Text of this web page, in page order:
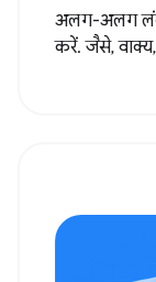
अलग-अलग
करें. जैसे, वाक्य,